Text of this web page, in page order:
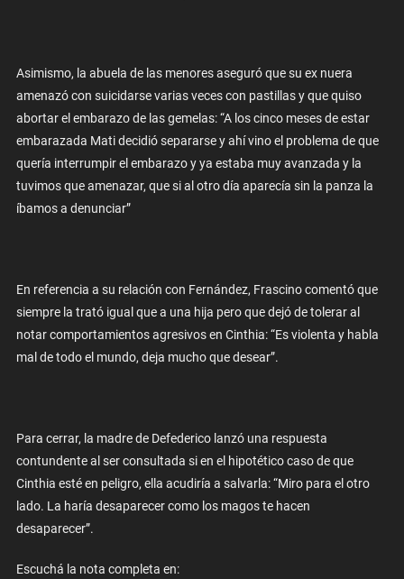
Asimismo, la abuela de las menores aseguró que su ex nuera
amenazó con suicidarse varias veces con pastillas y que quiso
abortar el embarazo de las gemelas: “A los cinco meses de estar
embarazada Mati decidió separarse y ahí vino el problema de que
quería interrumpir el embarazo y ya estaba muy avanzada y la
tuvimos que amenazar, que si al otro día aparecía sin la panza la
íbamos a denunciar”
En referencia a su relación con Fernández, Frascino comentó que
siempre la trató igual que a una hija pero que dejó de tolerar al
notar comportamientos agresivos en Cinthia: “Es violenta y habla
mal de todo el mundo, deja mucho que desear”.
Para cerrar, la madre de Defederico lanzó una respuesta
contundente al ser consultada si en el hipotético caso de que
Cinthia esté en peligro, ella acudiría a salvarla: “Miro para el otro
lado. La haría desaparecer como los magos te hacen
desaparecer”.
Escuchá la nota completa en: